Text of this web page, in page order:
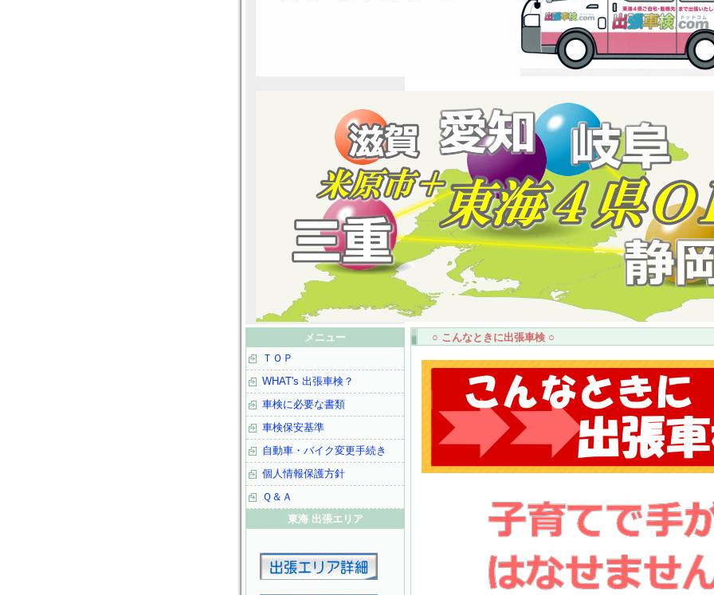
○ こんなときに出張車検 ○
メニュー
ＴＯＰ
WHAT's 出張車検？
車検に必要な書類
車検保安基準
自動車・バイク変更手続き
個人情報保護方針
Ｑ＆Ａ
東海 出張エリア